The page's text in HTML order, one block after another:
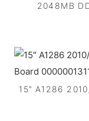
2048MB
15″ A1286